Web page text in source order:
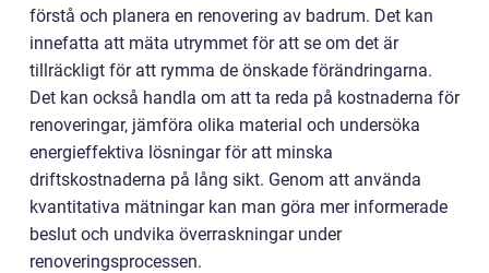
förstå och planera en renovering av badrum. Det kan
innefatta att mäta utrymmet för att se om det är
tillräckligt för att rymma de önskade förändringarna.
Det kan också handla om att ta reda på kostnaderna för
renoveringar, jämföra olika material och undersöka
energieffektiva lösningar för att minska
driftskostnaderna på lång sikt. Genom att använda
kvantitativa mätningar kan man göra mer informerade
beslut och undvika överraskningar under
renoveringsprocessen.